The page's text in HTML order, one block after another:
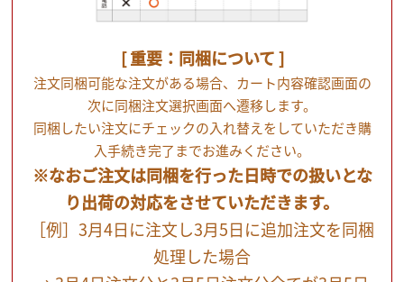
[ 重要：同梱について ]
注文同梱可能な注文がある場合、カート内容確認画面の
次に同梱注文選択画面へ遷移します。
同梱したい注文にチェックの入れ替えをしていただき購
入手続き完了までお進みください。
※なおご注文は同梱を行った日時での扱いとな
り出荷の対応をさせていただきます。
［例］3月4日に注文し3月5日に追加注文を同梱
処理した場合